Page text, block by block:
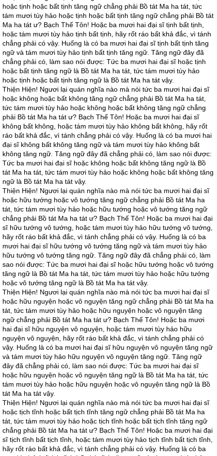
hoặc tịnh hoặc bất tịnh tăng ngữ chẳng phải Bồ tát Ma ha tát, tức
tám mươi tùy hảo hoặc tịnh hoặc bất tịnh tăng ngữ chẳng phải Bồ tát
Ma ha tát ư? Bạch Thế Tôn! Hoặc ba mươi hai đại sĩ tịnh bất tịnh,
hoặc tám mươi tùy hảo tịnh bất tịnh, hãy rốt ráo bất khả đắc, vì tánh
chẳng phải có vậy. Huống là có ba mươi hai đại sĩ tịnh bất tịnh tăng
ngữ và tám mươi tùy hảo tịnh bất tịnh tăng ngữ. Tăng ngữ đây đã
chẳng phải có, làm sao nói được: Tức ba mươi hai đại sĩ hoặc tịnh
hoặc bất tịnh tăng ngữ là Bồ tát Ma ha tát, tức tám mươi tùy hảo
hoặc tịnh hoặc bất tịnh tăng ngữ là Bồ tát Ma ha tát vậy.
Thiện Hiện! Ngươi lại quán nghĩa nào mà nói tức ba mươi hai đại sĩ
hoặc không hoặc bất không tăng ngữ chẳng phải Bồ tát Ma ha tát,
tức tám mươi tùy hảo hoặc không hoặc bất không tăng ngữ chẳng
phải Bồ tát Ma ha tát ư? Bạch Thế Tôn! Hoặc ba mươi hai đại sĩ
không bất không, hoặc tám mươi tùy hảo không bất không, hãy rốt
ráo bất khả đắc, vì tánh chẳng phải có vậy. Huống là có ba mươi hai
đại sĩ không bất không tăng ngữ và tám mươi tùy hảo không bất
không tăng ngữ. Tăng ngữ đây đã chẳng phải có, làm sao nói được:
Tức ba mươi hai đại sĩ hoặc không hoặc bất không tăng ngữ là Bồ
tát Ma ha tát, tức tám mươi tùy hảo hoặc không hoặc bất không tăng
ngữ là Bồ tát Ma ha tát vậy.
Thiện Hiện! Ngươi lại quán nghĩa nào mà nói tức ba mươi hai đại sĩ
hoặc hữu tướng hoặc vô tướng tăng ngữ chẳng phải Bồ tát Ma ha
tát, tức tám mươi tùy hảo hoặc hữu tướng hoặc vô tướng tăng ngữ
chẳng phải Bồ tát Ma ha tát ư? Bạch Thế Tôn! Hoặc ba mươi hai đại
sĩ hữu tướng vô tướng, hoặc tám mươi tùy hảo hữu tướng vô tướng,
hãy rốt ráo bất khả đắc, vì tánh chẳng phải có vậy. Huống là có ba
mươi hai đại sĩ hữu tướng vô tướng tăng ngữ và tám mươi tùy hảo
hữu tướng vô tướng tăng ngữ. Tăng ngữ đây đã chẳng phải có, làm
sao nói được: Tức ba mươi hai đại sĩ hoặc hữu tướng hoặc vô tướng
tăng ngữ là Bồ tát Ma ha tát, tức tám mươi tùy hảo hoặc hữu tướng
hoặc vô tướng tăng ngữ là Bồ tát Ma ha tát vậy.
Thiện Hiện! Ngươi lại quán nghĩa nào mà nói tức ba mươi hai đại sĩ
hoặc hữu nguyện hoặc vô nguyện tăng ngữ chẳng phải Bồ tát Ma ha
tát, tức tám mươi tùy hảo hoặc hữu nguyện hoặc vô nguyện tăng
ngữ chẳng phải Bồ tát Ma ha tát ư? Bạch Thế Tôn! Hoặc ba mươi
hai đại sĩ hữu nguyện vô nguyện, hoặc tám mươi tùy hảo hữu
nguyện vô nguyện, hãy rốt ráo bất khả đắc, vì tánh chẳng phải có
vậy. Huống là có ba mươi hai đại sĩ hữu nguyện vô nguyện tăng ngữ
và tám mươi tùy hảo hữu nguyện vô nguyện tăng ngữ. Tăng ngữ
đây đã chẳng phải có, làm sao nói được: Tức ba mươi hai đại sĩ
hoặc hữu nguyện hoặc vô nguyện tăng ngữ là Bồ tát Ma ha tát, tức
tám mươi tùy hảo hoặc hữu nguyện hoặc vô nguyện tăng ngữ là Bồ
tát Ma ha tát vậy.
Thiện Hiện! Ngươi lại quán nghĩa nào mà nói tức ba mươi hai đại sĩ
hoặc tịch tĩnh hoặc bất tịch tĩnh tăng ngữ chẳng phải Bồ tát Ma ha
tát, tức tám mươi tùy hảo hoặc tịch tĩnh hoặc bất tịch tĩnh tăng ngữ
chẳng phải Bồ tát Ma ha tát ư? Bạch Thế Tôn! Hoặc ba mươi hai đại
sĩ tịch tĩnh bất tịch tĩnh, hoặc tám mươi tùy hảo tịch tĩnh bất tịch tĩnh,
hãy rốt ráo bất khả đắc, vì tánh chẳng phải có vậy. Huống là có ba